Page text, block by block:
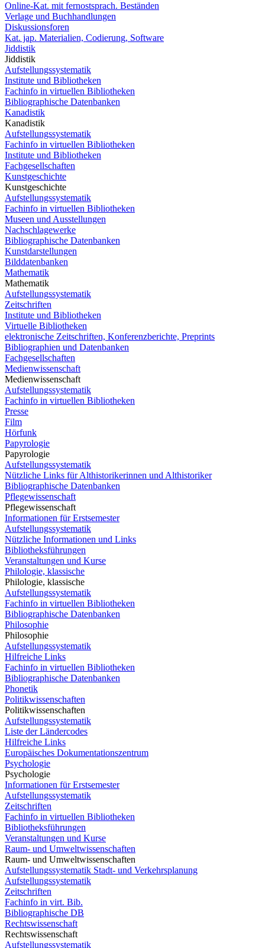
Online-Kat. mit fernostsprach. Beständen
Verlage und Buchhandlungen
Diskussionsforen
Kat. jap. Materialien, Codierung, Software
Jiddistik
Jiddistik
Aufstellungssystematik
Institute und Bibliotheken
Fachinfo in virtuellen Bibliotheken
Bibliographische Datenbanken
Kanadistik
Kanadistik
Aufstellungssystematik
Fachinfo in virtuellen Bibliotheken
Institute und Bibliotheken
Fachgesellschaften
Kunstgeschichte
Kunstgeschichte
Aufstellungssystematik
Fachinfo in virtuellen Bibliotheken
Museen und Ausstellungen
Nachschlagewerke
Bibliographische Datenbanken
Kunstdarstellungen
Bilddatenbanken
Mathematik
Mathematik
Aufstellungssystematik
Zeitschriften
Institute und Bibliotheken
Virtuelle Bibliotheken
elektronische Zeitschriften, Konferenzberichte, Preprints
Bibliographien und Datenbanken
Fachgesellschaften
Medienwissenschaft
Medienwissenschaft
Aufstellungssystematik
Fachinfo in virtuellen Bibliotheken
Presse
Film
Hörfunk
Papyrologie
Papyrologie
Aufstellungssystematik
Nützliche Links für Althistorikerinnen und Althistoriker
Bibliographische Datenbanken
Pflegewissenschaft
Pflegewissenschaft
Informationen für Erstsemester
Aufstellungssystematik
Nützliche Informationen und Links
Bibliotheksführungen
Veranstaltungen und Kurse
Philologie, klassische
Philologie, klassische
Aufstellungssystematik
Fachinfo in virtuellen Bibliotheken
Bibliographische Datenbanken
Philosophie
Philosophie
Aufstellungssystematik
Hilfreiche Links
Fachinfo in virtuellen Bibliotheken
Bibliographische Datenbanken
Phonetik
Politikwissenschaften
Politikwissenschaften
Aufstellungssystematik
Liste der Ländercodes
Hilfreiche Links
Europäisches Dokumentationszentrum
Psychologie
Psychologie
Informationen für Erstsemester
Aufstellungssystematik
Zeitschriften
Fachinfo in virtuellen Bibliotheken
Bibliotheksführungen
Veranstaltungen und Kurse
Raum- und Umweltwissenschaften
Raum- und Umweltwissenschaften
Aufstellungssystematik Stadt- und Verkehrsplanung
Aufstellungssystematik
Zeitschriften
Fachinfo in virt. Bib.
Bibliographische DB
Rechtswissenschaft
Rechtswissenschaft
Aufstellungssystematik